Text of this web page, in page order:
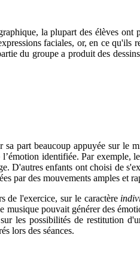
la plupart des élèves
faciales, or, en ce qu'ils
du groupe a produit des
sa part beaucoup appuyée sur le
identifiée. Par exemple,
D'autres enfants ont choisi de
par des mouvements amples et
de l'exercice, sur le caractère
musique pouvait générer des
les possibilités de restitution
lors des séances.